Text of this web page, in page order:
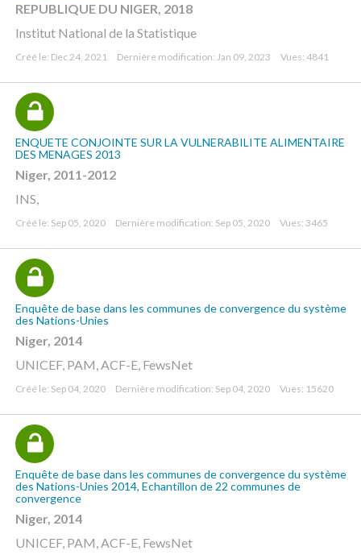
REPUBLIQUE DU NIGER, 2018
Institut National de la Statistique
Créé le: Dec 24, 2021 Dernière modification: Jan 09, 2023 Vues: 4841
ENQUETE CONJOINTE SUR LA VULNERABILITE ALIMENTAIRE
DES MENAGES 2013
Niger, 2011-2012
INS,
Créé le: Sep 05, 2020 Dernière modification: Sep 05, 2020 Vues: 3465
Enquête de base dans les communes de convergence du système
des Nations-Unies
Niger, 2014
UNICEF, PAM, ACF-E, FewsNet
Créé le: Sep 04, 2020 Dernière modification: Sep 04, 2020 Vues: 15620
Enquête de base dans les communes de convergence du système
des Nations-Unies 2014, Echantillon de 22 communes de
convergence
Niger, 2014
UNICEF, PAM, ACF-E, FewsNet